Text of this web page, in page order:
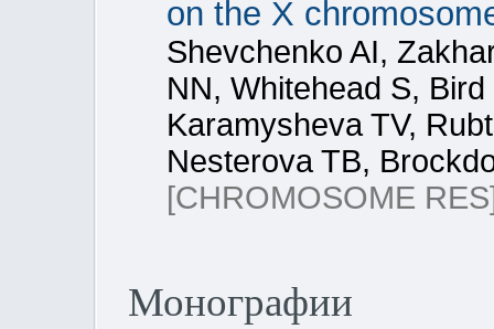
on the X
Shevchenko AI,
NN, Whitehead S,
Karamysheva TV,
Nesterova TB,
[CHROMOSOME
Монографии